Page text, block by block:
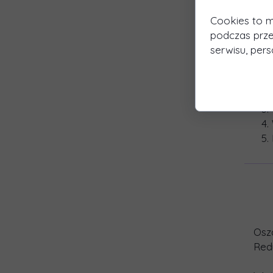
Cookies to
podczas
serwisu,